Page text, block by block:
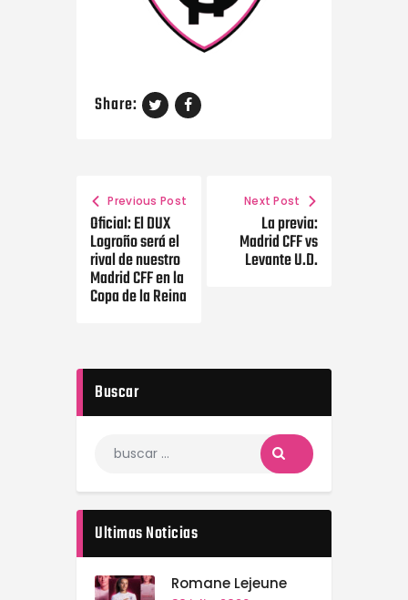
Share:
Previous Post
Oficial: El DUX
Logroño será el
rival de nuestro
Madrid CFF en la
Copa de la Reina
Next Post
La previa:
Madrid CFF vs
Levante U.D.
Buscar
Ultimas Noticias
Romane Lejeune